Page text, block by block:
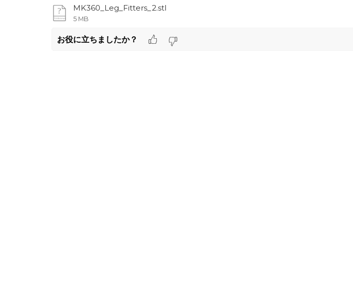
MK360_Leg_Fitters_2.stl
5 MB
お役に立ちましたか？